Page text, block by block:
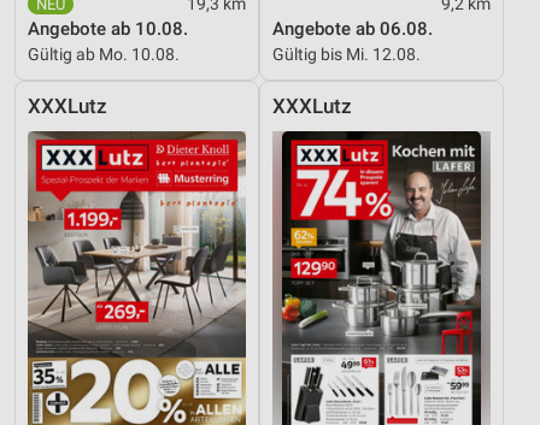
Angebote ab 10.08.
Gültig ab Mo. 10.08.
Angebote ab 06.08.
Gültig bis Mi. 12.08.
XXXLutz XXXLutz
Verwendung reduzierter Daten zur Auswahl von
Inhalten
Verwendung genauer Standortdaten
Geräte anhand von aktiv angeforderten
Informationen identifizieren
Nicht-IAB-Verarbeitungszwecke:
Notwendig
Performance
Funktional
Werbung